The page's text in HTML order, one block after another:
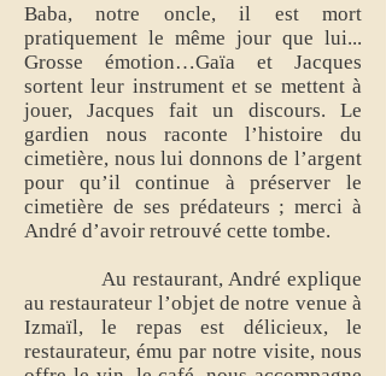
Baba, notre oncle, il est mort
pratiquement le même jour que lui...
Grosse émotion…Gaïa et Jacques
sortent leur instrument et se mettent à
jouer, Jacques fait un discours. Le
gardien nous raconte l’histoire du
cimetière, nous lui donnons de l’argent
pour qu’il continue à préserver le
cimetière de ses prédateurs ; merci à
André d’avoir retrouvé cette tombe.
Au restaurant, André explique
au restaurateur l’objet de notre venue à
Izmaïl, le repas est délicieux, le
restaurateur, ému par notre visite, nous